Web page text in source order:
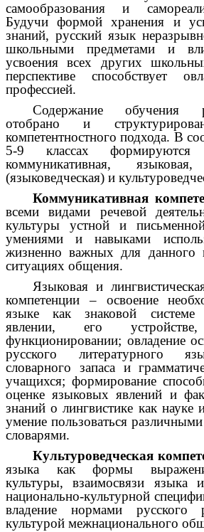
самообразования и
Будучи формой хранения и
знаний, русский язык
школьными предметами и
усвоения всех других
перспективе способствует
профессией.
Содержание обучения
отобрано и
компетентностного подхода. В
5-9 классах формируются
коммуникативная, языковая,
(языковедческая) и
Коммуникативная
всеми видами речевой
культуры устной и
умениями и навыками
жизненно важных для данного
ситуациях общения.
Языковая и
компетенции – освоение
языке как знаковой
явлении, его
функционировании; овладение
русского литературного
словарного запаса и
учащихся; формирование
оценке языковых явлений и
знаний о лингвистике как науке
умение пользоваться
словарями.
Культуроведческая
языка как формы
культуры, взаимосвязи языка
национально-культурной
владение нормами русского
культурой межнационального